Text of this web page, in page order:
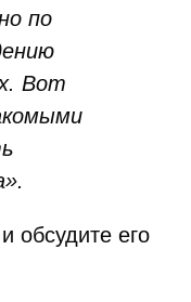
по
Вот
обсудите его